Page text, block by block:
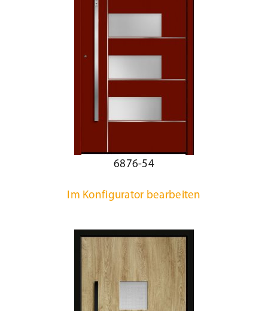
6876-54
Im Konfigurator bearbeiten